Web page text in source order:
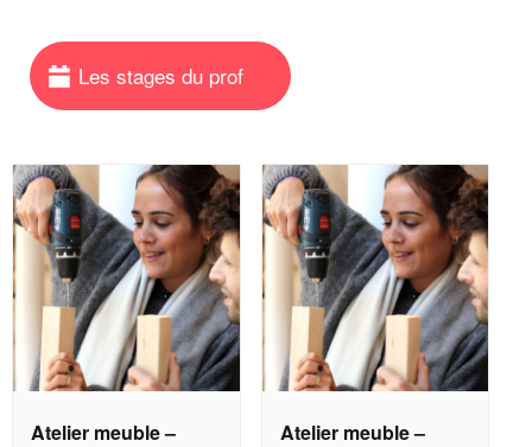
Atelier meuble –
Atelier meuble –